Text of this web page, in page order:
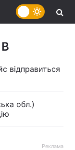
відправиться
обл.)
Реклама